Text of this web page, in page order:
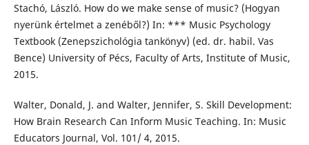
Stachó, László. How do we make sense of music? (Hogyan
nyerünk értelmet a zenéből?) In: *** Music Psychology
Textbook (Zenepszichológia tankönyv) (ed. dr. habil. Vas
Bence) University of Pécs, Faculty of Arts, Institute of Music,
2015.
Walter, Donald, J. and Walter, Jennifer, S. Skill Development:
How Brain Research Can Inform Music Teaching. In: Music
Educators Journal, Vol. 101/ 4, 2015.